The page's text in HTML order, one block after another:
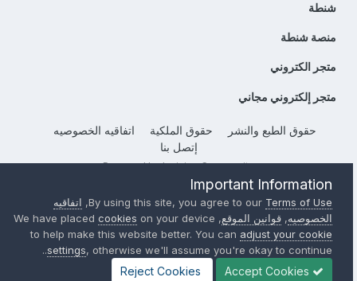
شنطة
منصة شنطة
متجر الكتروني
متجر إلكتروني مجاني
حقوق الطبع والنشر حقوق الملكية
اتفاقيه الخصوصيه
إتصل بنا
Powered by Invision Community
Important Information
By using this site, you agree to ourTerms of Use
, اتفاقيه
الخصوصيه, قوانين الموقع, We have placed
cookies on your device
to help make this website better. You canadjust your cookie
settings , otherwise we'll assume you're okay to continue..
Accept Cookies